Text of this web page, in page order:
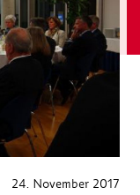
24. November 2017